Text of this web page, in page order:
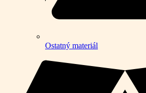
Ostatný materiál